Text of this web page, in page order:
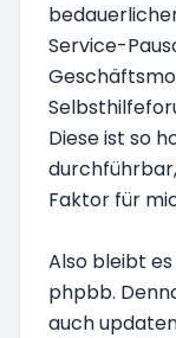
Service-
Diese ist so
Faktor für
Also bleibt
phpbb.
auch